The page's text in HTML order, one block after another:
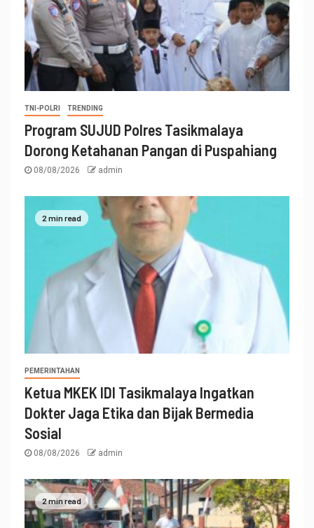
TNI-POLRI TRENDING
Program SUJUD Polres Tasikmalaya
Dorong Ketahanan Pangan di Puspahiang
08/08/2026 admin
2 min read
PEMERINTAHAN
Ketua MKEK IDI Tasikmalaya Ingatkan
Dokter Jaga Etika dan Bijak Bermedia
Sosial
08/08/2026 admin
2 min read